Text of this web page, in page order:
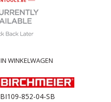
IN WINKELWAGEN
BI109-852-04-SB